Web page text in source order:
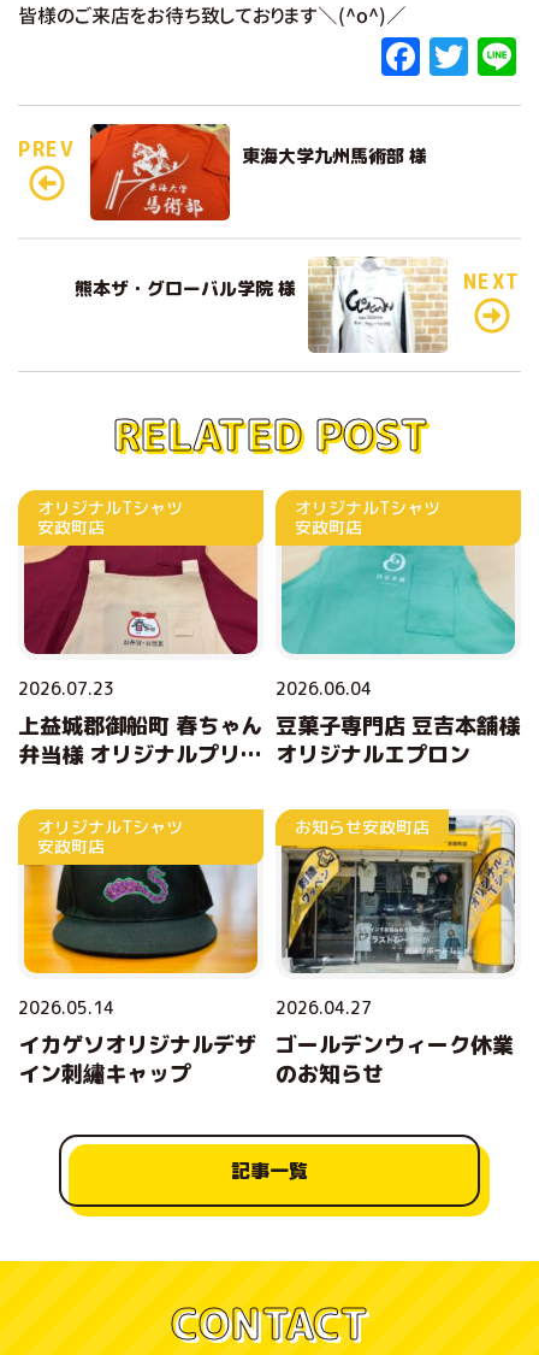
皆様のご来店をお待ち致しております＼(^o^)／
F
a
c
e
o
o
k
T
w n
PREV 東海大学九州馬術部 様
熊本ザ・グローバル学院 様 NEXT
RELATED POST
オリジナルTシャツ
安政町店
2026.07.23
上益城郡御船町 春ちゃん
弁当様 オリジナルプリン
オリジナルTシャツ
安政町店
2026.06.04
豆菓子専門店 豆吉本舗様
オリジナルエプロン
オリジナルTシャツ
安政町店
2026.05.14
イカゲソオリジナルデザ
イン刺繡キャップ
お知らせ安政町店
2026.04.27
ゴールデンウィーク休業
のお知らせ
記事一覧
CONTACT